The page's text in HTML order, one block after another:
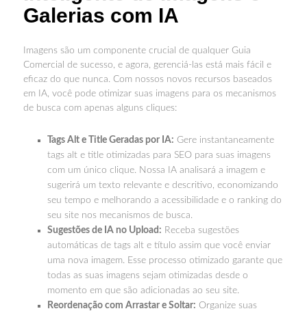
Galerias com IA
Imagens são um componente crucial de qualquer Guia
Comercial de sucesso, e agora, gerenciá-las está mais fácil e
eficaz do que nunca. Com nossos novos recursos baseados
em IA, você pode otimizar suas imagens para os mecanismos
de busca com apenas alguns cliques:
Tags Alt e Title Geradas por IA: Gere instantaneamente
tags alt e title otimizadas para SEO para suas imagens
com um único clique. Nossa IA analisará a imagem e
sugerirá um texto relevante e descritivo, economizando
seu tempo e melhorando a acessibilidade e o ranking do
seu site nos mecanismos de busca.
Sugestões de IA no Upload: Receba sugestões
automáticas de tags alt e título assim que você enviar
uma nova imagem. Esse processo otimizado garante que
todas as suas imagens sejam otimizadas desde o
momento em que são adicionadas ao seu site.
Reordenação com Arrastar e Soltar: Organize suas